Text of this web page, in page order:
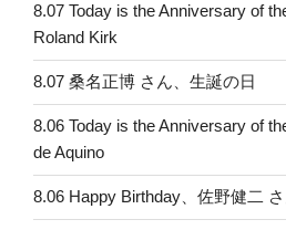
8.07 Today is the Anniversary of
Roland Kirk
8.07 桑名正博 さん、生誕の日
8.06 Today is the Anniversary of
de Aquino
8.06 Happy Birthday、佐野健二